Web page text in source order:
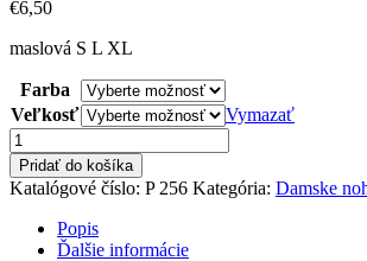
€6,50
maslová S L XL
Farba
Veľkosť
Vymazať
množstvo
Dámske
nohavičky
tenká
gumka
Pridať do košíka
Katalógové číslo: P 256 Kategória: Damske
Popis
Ďalšie informácie